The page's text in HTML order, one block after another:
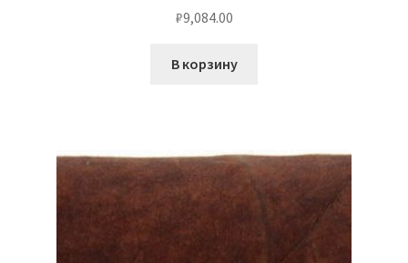
₽9,084.00
В корзину